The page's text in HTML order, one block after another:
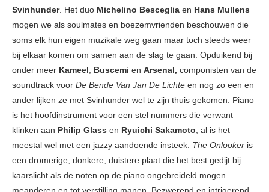
Svinhunder. Het duo Michelino Besceglia en Hans Mullens
mogen we als soulmates en boezemvrienden beschouwen die
soms elk hun eigen muzikale weg gaan maar toch steeds weer
bij elkaar komen om samen aan de slag te gaan. Opduikend bij
onder meer Kameel Buscemi en Arsenal, componisten van de
soundtrack voor De Bende Van Jan De Lichte en nog zo een en
ander lijken ze met Svinhunder wel te zijn thuis gekomen. Piano
is het hoofdinstrument voor een stel nummers die verwant
klinken aan Philip Glass en Ryuichi Sakamoto , al is het
meestal wel met een jazzy aandoende insteek. The Onlooker is
een dromerige, donkere, duistere plaat die het best gedijt bij
kaarslicht als de noten op de piano ongebreideld mogen